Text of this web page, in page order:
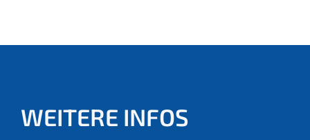
WEITERE INFOS